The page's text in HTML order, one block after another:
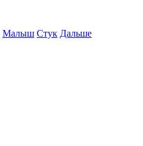
Малыш Стук Дальше